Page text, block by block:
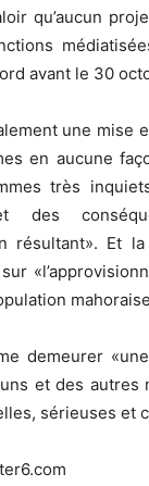
qu’aucun
avant le 30
une mise
en aucune
très
des
résultant». Et
demeurer
et des autres
sérieuses et